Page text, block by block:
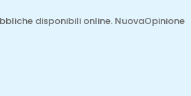
disponibili online. NuovaOpinione